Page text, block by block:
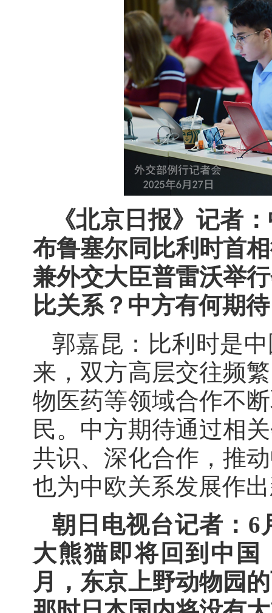
《北京日报》记者
布鲁塞尔同比利时首
兼外交大臣普雷沃举
比关系？中方有何期
郭嘉昆：比利时是
来，双方高层交往频
物医药等领域合作不
民。中方期待通过相
共识、深化合作，推
也为中欧关系发展作
朝日电视台记者：6
大熊猫即将回到中国
月，东京上野动物园